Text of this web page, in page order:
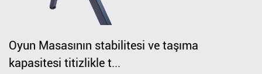
Oyun Masasının stabilitesi ve taşıma
kapasitesi titizlikle t...